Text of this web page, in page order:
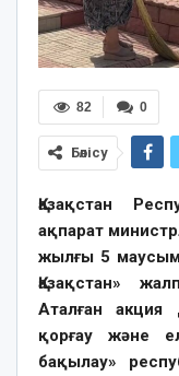
0
82
Бөлісу
Қазақстан
ақпарат
жылғы 5
Қазақстан»
Аталған акция
қорғау және
бақылау»